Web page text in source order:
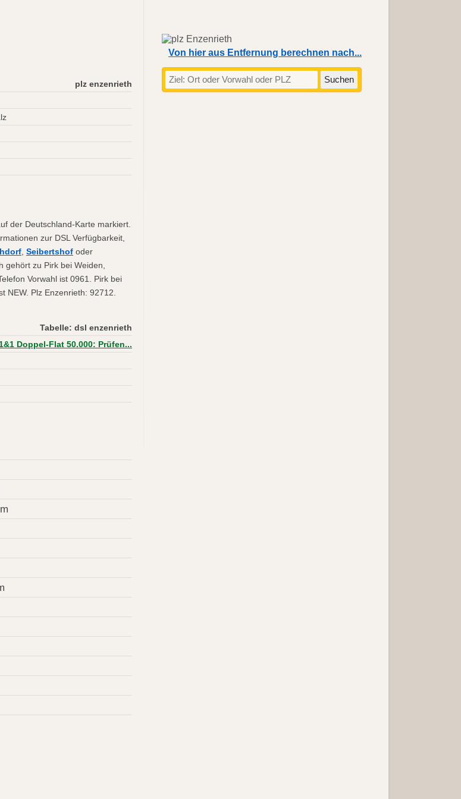
plz enzenrieth
der Deutschland-Karte markiert.
zur DSL Verfügbarkeit,
Seibertshof oder
gehört zu Pirk bei Weiden,
Vorwahl ist 0961. Pirk bei
NEW. Plz Enzenrieth: 92712.
Tabelle: dsl enzenrieth
1&1 Doppel-Flat 50.000: Prüfen...
Von hier aus Entfernung berechnen nach...